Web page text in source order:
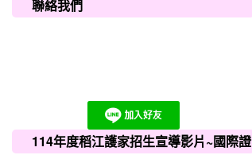
聯絡我們
114年度稻江護家招生宣導影片~國際證